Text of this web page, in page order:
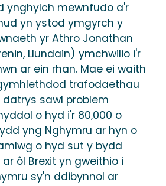
ynghylch mewnfudo a'r
yn ystod ymgyrch y
yr Athro Jonathan
Llundain) ymchwilio i'r
ar ein rhan. Mae ei waith
trafodaethau
datrys sawl problem
o hyd i'r 80,000 o
yng Nghymru ar hyn o
o hyd sut y bydd
ôl Brexit yn gweithio i
sy'n ddibynnol ar